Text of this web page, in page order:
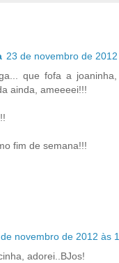
23 de novembro de
que fofa a joaninha,
ainda, ameeeei!!!
fim de semana!!!
novembro de 2012 às
adorei..BJos!